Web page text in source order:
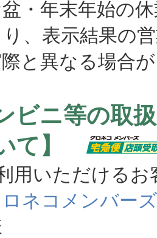
・年末年始の
、表示結果の
異なる場合が
ビニ等の取
て】
用いただけるお
ネコメンバーズ